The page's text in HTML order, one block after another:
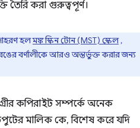
তৈরি করা গুরুত্বপূর্ণ।
হলমঙ্ক স্কিন টোন (MST) স্কেল,
বর্ণালীকে আরও অন্তর্ভুক্ত করার জন্য
কপিরাইট সম্পর্কে অনেক
মালিক কে, বিশেষ করে যদি